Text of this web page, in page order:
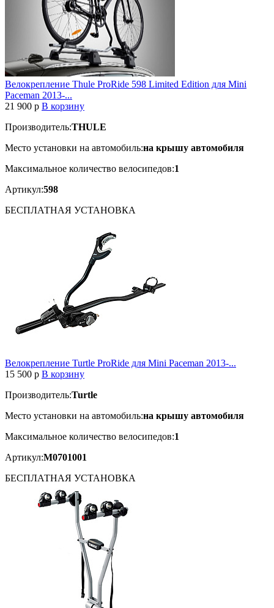
Велокрепление Thule ProRide 598 Limited Edition для Mini
Paceman 2013-...
21 900 p В корзину
Производитель:THULE
Место установки на автомобиль:на крышу автомобиля
Максимальное количество велосипедов:1
Артикул:598
БЕСПЛАТНАЯ УСТАНОВКА
Велокрепление Turtle ProRide для Mini Paceman 2013-...
15 500 p В корзину
Производитель:Turtle
Место установки на автомобиль:на крышу автомобиля
Максимальное количество велосипедов:1
Артикул:M0701001
БЕСПЛАТНАЯ УСТАНОВКА